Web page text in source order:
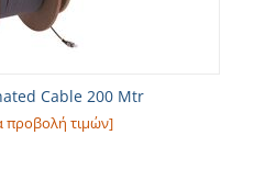
Cable 200 Mtr
προβολή τιμών]